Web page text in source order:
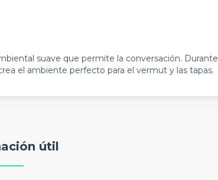
suave que permite la conversación. Durante
el ambiente perfecto para el vermut y las tapas.
útil